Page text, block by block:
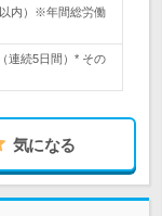
内）※年間総労働
連続5日間）* その
気になる